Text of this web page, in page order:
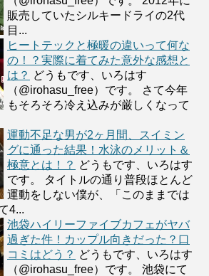
販売していたシルキードライの2代
目...
ヒートテックと極暖の違いって何な
の！？実際に着てみた意外な感想と
は？ どうもです、いろはす
（@irohasu_free）です。 さて今年
もそろそろ冷え込みが厳しくなって
運動不足な男が2ヶ月間、スイミン
グに通った結果！水泳のメリット＆
極意とは！？ どうもです、いろはす
です。 タイトルの通り普段ほとんど
運動をしない僕が、「このままでは
4...
池袋ハイリーファイブカフェがヤバ
過ぎた件！カップル向きだった？口
コミはどう？ どうもです、いろはす
（@irohasu_free）です。 池袋にて